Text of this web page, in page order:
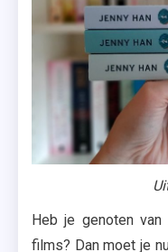
Heb je genoten
films? Dan moet je